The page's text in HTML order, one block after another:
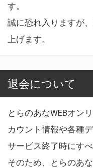
す。
誠に恐れ入りますが
上げます。
退会について
とらのあなWEBオン
カウント情報や各種
サービス終了時にす
そのため、とらのあ